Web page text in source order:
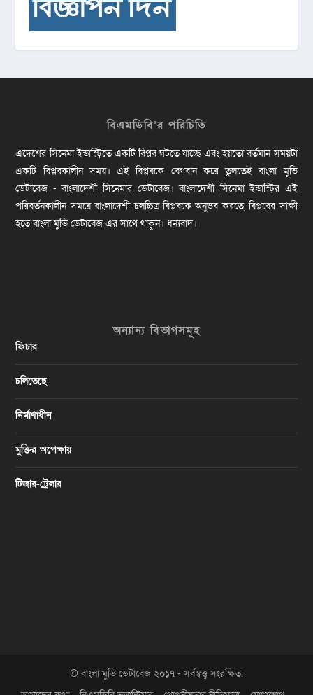
বিএমডিবি’র পরিচিতি
এদেশের সিনেমা ইন্ডাস্ট্রিতে একটি বিপ্লব ঘটতে যাচ্ছে এবং হয়তো বর্তমান সময়টা
একটি বিপ্লবকালীন সময়। এই বিপ্লবকে বেগবান করে তুলতেই বাংলা মুভি
ডেটাবেজ - বাংলাদেশী সিনেমার ডেটাবেজ। বাংলাদেশী সিনেমা ইন্ডাস্ট্রির এই
পরিবর্তনকালীন সময়ে বাংলাদেশী চলচ্চিত্র বিপ্লবকে অনুভব করতে, বিপ্লবের সাক্ষী
হতে বাংলা মুভি ডেটাবেজ এর সাথে থাকুন। ধন্যবাদ।
অন্যান্য বিভাগসমূহ
ফিচার
চলিতেছে
নির্মাণাধীন
মুক্তির অপেক্ষায়
টিজার-ট্রেলার
© বাংলা মুভি ডেটাবেজ ২০১৭ - সর্বস্বত্ত্ব সংরক্ষিত.